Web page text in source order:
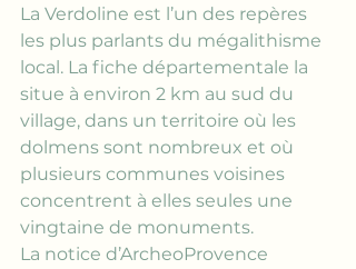
La Verdoline est l’un des repères
les plus parlants du mégalithisme
local. La fiche départementale la
situe à environ 2 km au sud du
village, dans un territoire où les
dolmens sont nombreux et où
plusieurs communes voisines
concentrent à elles seules une
vingtaine de monuments.
La notice d’ArcheoProvence